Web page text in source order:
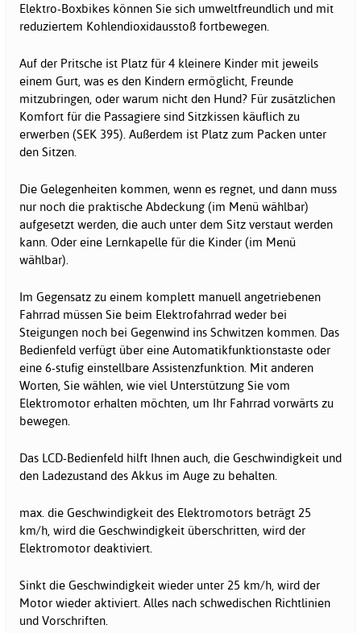
Elektro-Boxbikes können Sie sich umweltfreundlich und mit
reduziertem Kohlendioxidausstoß fortbewegen.
Auf der Pritsche ist Platz für 4 kleinere Kinder mit jeweils
einem Gurt, was es den Kindern ermöglicht, Freunde
mitzubringen, oder warum nicht den Hund? Für zusätzlichen
Komfort für die Passagiere sind Sitzkissen käuflich zu
erwerben (SEK 395). Außerdem ist Platz zum Packen unter
den Sitzen.
Die Gelegenheiten kommen, wenn es regnet, und dann muss
nur noch die praktische Abdeckung (im Menü wählbar)
aufgesetzt werden, die auch unter dem Sitz verstaut werden
kann. Oder eine Lernkapelle für die Kinder (im Menü
wählbar).
Im Gegensatz zu einem komplett manuell angetriebenen
Fahrrad müssen Sie beim Elektrofahrrad weder bei
Steigungen noch bei Gegenwind ins Schwitzen kommen. Das
Bedienfeld verfügt über eine Automatikfunktionstaste oder
eine 6-stufig einstellbare Assistenzfunktion. Mit anderen
Worten, Sie wählen, wie viel Unterstützung Sie vom
Elektromotor erhalten möchten, um Ihr Fahrrad vorwärts zu
bewegen.
Das LCD-Bedienfeld hilft Ihnen auch, die Geschwindigkeit und
den Ladezustand des Akkus im Auge zu behalten.
max. die Geschwindigkeit des Elektromotors beträgt 25
km/h, wird die Geschwindigkeit überschritten, wird der
Elektromotor deaktiviert.
Sinkt die Geschwindigkeit wieder unter 25 km/h, wird der
Motor wieder aktiviert. Alles nach schwedischen Richtlinien
und Vorschriften.